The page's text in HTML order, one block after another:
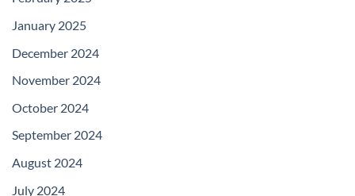
January 2025
December 2024
November 2024
October 2024
September 2024
August 2024
July 2024